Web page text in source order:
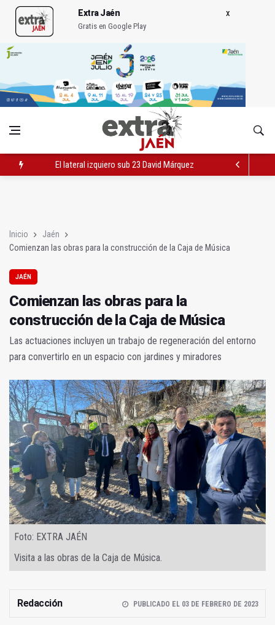
Extra Jaén
Gratis en Google Play
El lateral izquiero sub 23 David Márquez, nuevo fichaje del
Inicio
Jaén
Comienzan las obras para la construcción de la Caja de Música
JAÉN
Comienzan las obras para la
construcción de la Caja de Música
Las actuaciones incluyen un trabajo de regeneración del entorno
para convertirlo en un espacio con jardines y miradores
Foto: EXTRA JAÉN
Visita a las obras de la Caja de Música.
Redacción PUBLICADO EL 03 DE FEBRERO DE 2023